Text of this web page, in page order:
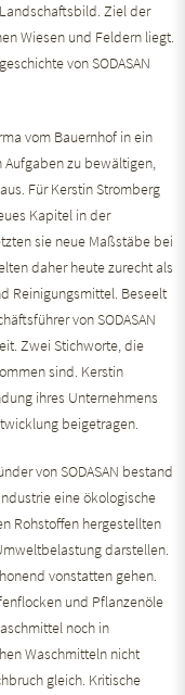
Ziel der
Wiesen und Feldern liegt.
von SODASAN
vom Bauernhof in ein
zu bewältigen,
Für Kerstin Stromberg
Kapitel in der
sie neue Maßstäbe bei
daher heute zurecht als
Reinigungsmittel. Beseelt
von SODASAN
Zwei Stichworte, die
sind. Kerstin
ihres Unternehmens
beigetragen.
von SODASAN bestand
eine ökologische
Rohstoffen hergestellten
darstellen.
vonstatten gehen.
und Pflanzenöle
noch in
Waschmitteln nicht
gleich. Kritische